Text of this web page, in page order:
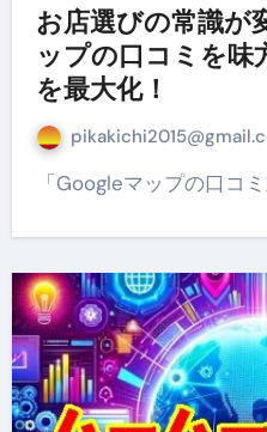
お店選びの常識が
ップの口コミを味
を最大化！
「Googleマップの口コ